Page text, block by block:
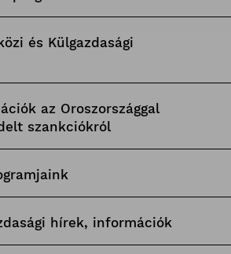
és Külgazdasági
az Oroszországgal
szankciókról
hírek, információk